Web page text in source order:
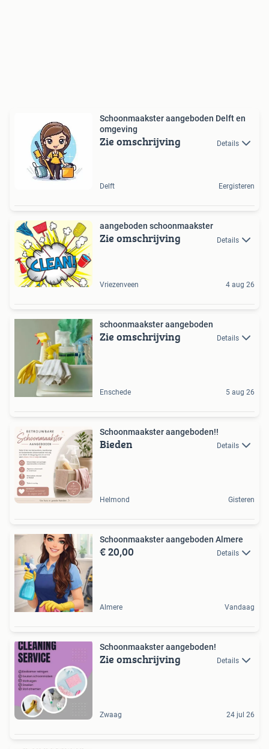
Schoonmaakster aangeboden Delft en
omgeving
Zie omschrijving Details
Delft Eergisteren
aangeboden schoonmaakster
Zie omschrijving Details
Vriezenveen 4 aug 26
schoonmaakster aangeboden
Zie omschrijving Details
Enschede 5 aug 26
Schoonmaakster aangeboden!!
Bieden Details
Helmond Gisteren
Schoonmaakster aangeboden Almere
€ 20,00 Details
Almere Vandaag
Schoonmaakster aangeboden!
Zie omschrijving Details
Zwaag 24 jul 26